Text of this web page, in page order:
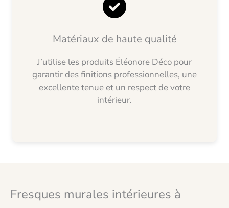
Matériaux de haute qualité
J’utilise les produits Éléonore Déco pour
garantir des finitions professionnelles, une
excellente tenue et un respect de votre
intérieur.
Fresques murales intérieures à